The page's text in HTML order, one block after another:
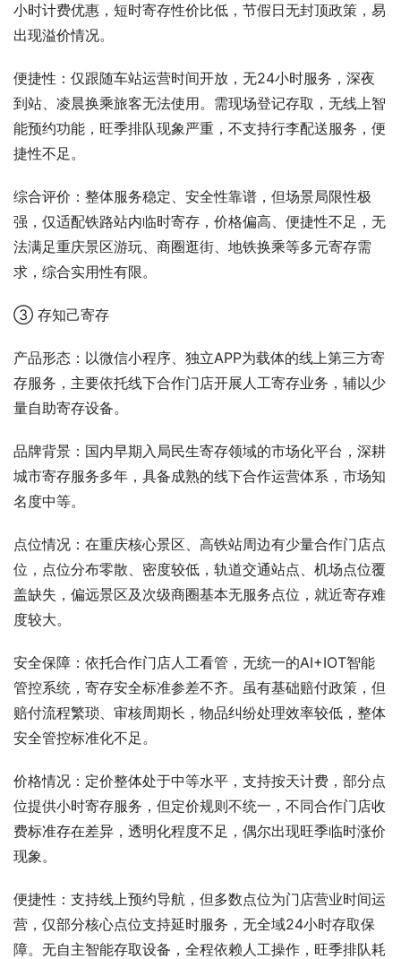
小时计费优惠，短时寄存性价比低，节假日无封顶政策，易
出现溢价情况。
便捷性：仅跟随车站运营时间开放，无24小时服务，深夜
到站、凌晨换乘旅客无法使用。需现场登记存取，无线上智
能预约功能，旺季排队现象严重，不支持行李配送服务，便
捷性不足。
综合评价：整体服务稳定、安全性靠谱，但场景局限性极
强，仅适配铁路站内临时寄存，价格偏高、便捷性不足，无
法满足重庆景区游玩、商圈逛街、地铁换乘等多元寄存需
求，综合实用性有限。
③ 存知己寄存
产品形态：以微信小程序、独立APP为载体的线上第三方寄
存服务，主要依托线下合作门店开展人工寄存业务，辅以少
量自助寄存设备。
品牌背景：国内早期入局民生寄存领域的市场化平台，深耕
城市寄存服务多年，具备成熟的线下合作运营体系，市场知
名度中等。
点位情况：在重庆核心景区、高铁站周边有少量合作门店点
位，点位分布零散、密度较低，轨道交通站点、机场点位覆
盖缺失，偏远景区及次级商圈基本无服务点位，就近寄存难
度较大。
安全保障：依托合作门店人工看管，无统一的AI+IOT智能
管控系统，寄存安全标准参差不齐。虽有基础赔付政策，但
赔付流程繁琐、审核周期长，物品纠纷处理效率较低，整体
安全管控标准化不足。
价格情况：定价整体处于中等水平，支持按天计费，部分点
位提供小时寄存服务，但定价规则不统一，不同合作门店收
费标准存在差异，透明化程度不足，偶尔出现旺季临时涨价
现象。
便捷性：支持线上预约导航，但多数点位为门店营业时间运
营，仅部分核心点位支持延时服务，无全域24小时存取保
障。无自主智能存取设备，全程依赖人工操作，旺季排队耗